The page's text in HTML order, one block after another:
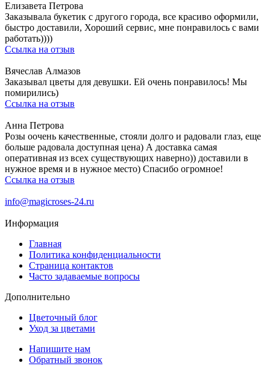
Елизавета Петрова
Заказывала букетик с другого города, все красиво оформили,
быстро доставили, Хороший сервис, мне понравилось с вами
работать))))
Ссылка на отзыв
Вячеслав Алмазов
Заказывал цветы для девушки. Ей очень понравилось! Мы
помирились)
Ссылка на отзыв
Анна Петрова
Розы оочень качественные, стояли долго и радовали глаз, еще
больше радовала доступная цена) А доставка самая
оперативная из всех существующих наверно)) доставили в
нужное время и в нужное место) Спасибо огромное!
Ссылка на отзыв
info@magicroses-24.ru
Информация
Главная
Политика конфиденциальности
Страница контактов
Часто задаваемые вопросы
Дополнительно
Цветочный блог
Уход за цветами
Напишите нам
Обратный звонок